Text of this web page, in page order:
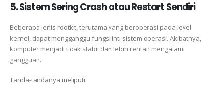
5. Sistem Sering Crash atau Restart Sendiri
Beberapa jenis rootkit, terutama yang beroperasi pada level
kernel, dapat mengganggu fungsi inti sistem operasi. Akibatnya,
komputer menjadi tidak stabil dan lebih rentan mengalami
gangguan.
Tanda-tandanya meliputi: